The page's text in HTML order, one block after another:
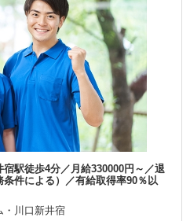
宿駅徒歩4分／月給330000円～／退
件による）／有給取得率90％以
・川口新井宿